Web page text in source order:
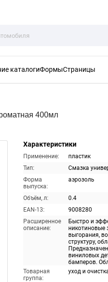
каталогиФормыСтраницы
400мл
Характеристики
Применение:
пластик
Тип:
Смазка
Форма
выпуска:
аэрозоль
Объём, л:
0.4
EAN-13:
9008280
Расширенное
описание:
Быстро и
никотиновые
выгорания,
структуру,
виниловых
бамперов.
Товарная
группа:
уход и